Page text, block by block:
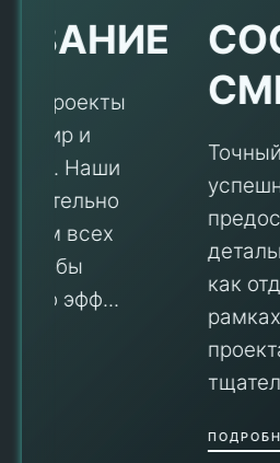
СМЕТЫ
Точный расчет —
успешного проекта.
предоставляем
детальному расчету
как отдельно, так и
рамках заказанного
проекта. Наши
тщательно